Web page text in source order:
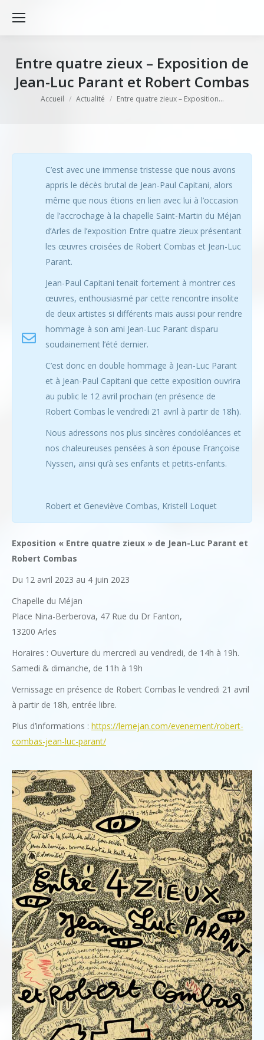
Entre quatre zieux – Exposition de
Jean-Luc Parant et Robert Combas
Vous êtes ici :
Accueil Actualité Entre quatre zieux – Exposition…
C’est avec une immense tristesse que nous avons
appris le décès brutal de Jean-Paul Capitani, alors
même que nous étions en lien avec lui à l’occasion
de l’accrochage à la chapelle Saint-Martin du Méjan
d’Arles de l’exposition Entre quatre zieux présentant
les œuvres croisées de Robert Combas et Jean-Luc
Parant.
Jean-Paul Capitani tenait fortement à montrer ces
œuvres, enthousiasmé par cette rencontre insolite
de deux artistes si différents mais aussi pour rendre
hommage à son ami Jean-Luc Parant disparu
soudainement l’été dernier.
C’est donc en double hommage à Jean-Luc Parant
et à Jean-Paul Capitani que cette exposition ouvrira
au public le 12 avril prochain (en présence de
Robert Combas le vendredi 21 avril à partir de 18h).
Nous adressons nos plus sincères condoléances et
nos chaleureuses pensées à son épouse Françoise
Nyssen, ainsi qu’à ses enfants et petits-enfants.
Robert et Geneviève Combas, Kristell Loquet
Exposition « Entre quatre zieux » de Jean-Luc Parant et
Robert Combas
Du 12 avril 2023 au 4 juin 2023
Chapelle du Méjan
Place Nina-Berberova, 47 Rue du Dr Fanton,
13200 Arles
Horaires : Ouverture du mercredi au vendredi, de 14h à 19h.
Samedi & dimanche, de 11h à 19h
Vernissage en présence de Robert Combas le vendredi 21 avril
à partir de 18h, entrée libre.
Plus d’informations : https://lemejan.com/evenement/robert-
combas-jean-luc-parant/